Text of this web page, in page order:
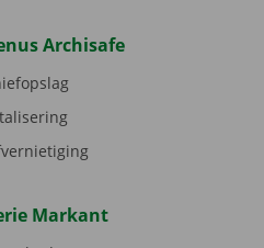
Archisafe
Markant